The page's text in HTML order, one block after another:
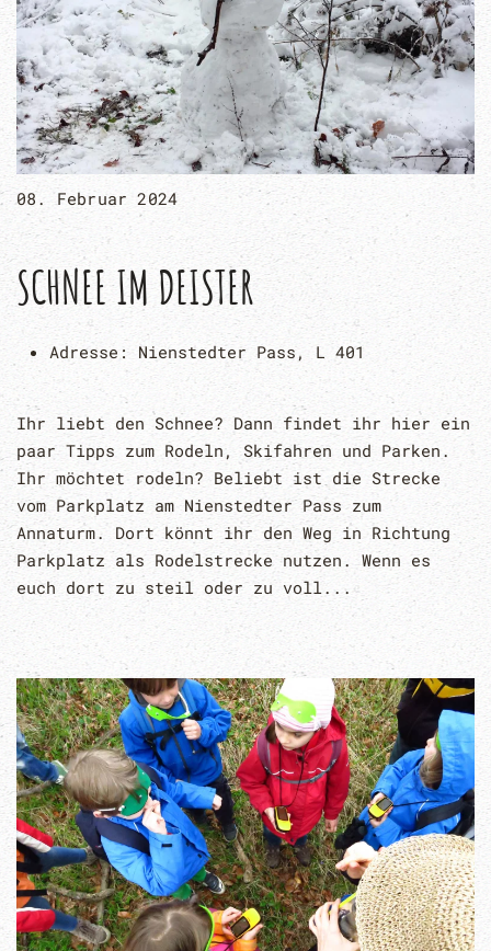
08. Februar 2024
SCHNEE IM DEISTER
Adresse: Nienstedter Pass, L 401
Ihr liebt den Schnee? Dann findet ihr hier ein
paar Tipps zum Rodeln, Skifahren und Parken.
Ihr möchtet rodeln? Beliebt ist die Strecke
vom Parkplatz am Nienstedter Pass zum
Annaturm. Dort könnt ihr den Weg in Richtung
Parkplatz als Rodelstrecke nutzen. Wenn es
euch dort zu steil oder zu voll...